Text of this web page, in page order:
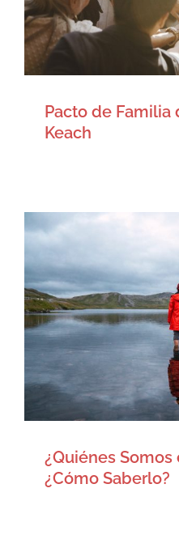
Pacto de Familia
Keach
¿Quiénes
¿Cómo
¿Quiénes Somos
¿Cómo Saberlo?